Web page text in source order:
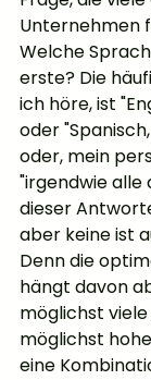
Unternehmen
Welche
erste? Die
ich höre, ist
oder
oder, mein
"irgendwie alle
dieser
aber keine ist
Denn die
hängt davon
möglichst
möglichst
eine